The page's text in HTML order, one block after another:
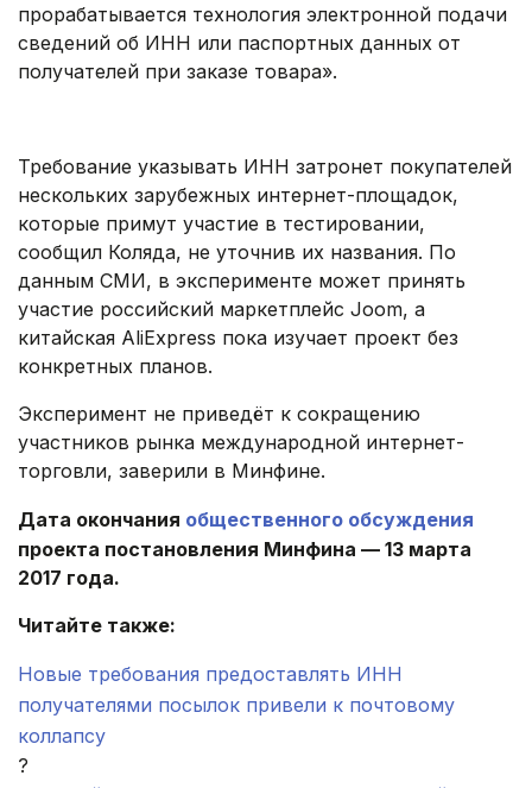
прорабатывается технология электронной подачи
сведений об ИНН или паспортных данных от
получателей при заказе товара».
Требование указывать ИНН затронет покупателей
нескольких зарубежных интернет-площадок,
которые примут участие в тестировании,
сообщил Коляда, не уточнив их названия. По
данным СМИ, в эксперименте может принять
участие российский маркетплейс Joom, а
китайская AliExpress пока изучает проект без
конкретных планов.
Эксперимент не приведёт к сокращению
участников рынка международной интернет-
торговли, заверили в Минфине.
Дата окончания общественного обсуждения
проекта постановления Минфина — 13 марта
2017 года.
Читайте также:
Новые требования предоставлять ИНН
получателями посылок привели к почтовому
коллапсу
?